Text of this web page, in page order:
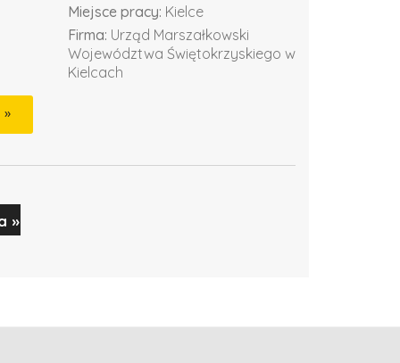
Miejsce pracy: Kielce
Firma: Urząd Marszałkowski
Województwa Świętokrzyskiego w
Kielcach
»